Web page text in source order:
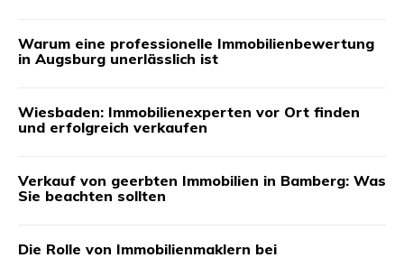
Warum eine professionelle Immobilienbewertung
in Augsburg unerlässlich ist
Wiesbaden: Immobilienexperten vor Ort finden
und erfolgreich verkaufen
Verkauf von geerbten Immobilien in Bamberg: Was
Sie beachten sollten
Die Rolle von Immobilienmaklern bei